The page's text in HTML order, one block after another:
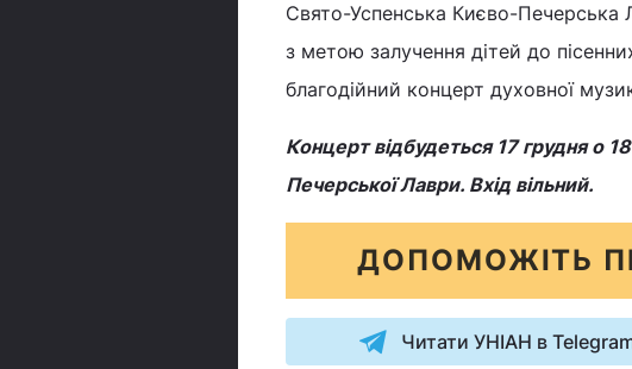
Свято-Успенська Києво-Печерська
з метою залучення дітей до
благодійний концерт духовної
Концерт відбудеться 17 грудня о
Печерської Лаври. Вхід вільний.
ДОПОМОЖІТЬ
Читати УНІАН в